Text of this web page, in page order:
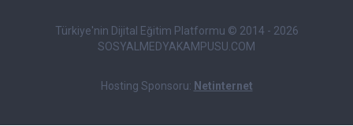
Türkiye'nin Dijital Eğitim Platformu © 2014 - 2026
SOSYALMEDYAKAMPUSU.COM
Hosting Sponsoru: Netinternet